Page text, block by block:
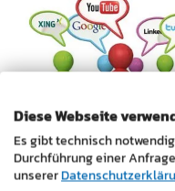
Social Media
Diese Webseite
Es gibt technisch
Durchführung einer
unserer